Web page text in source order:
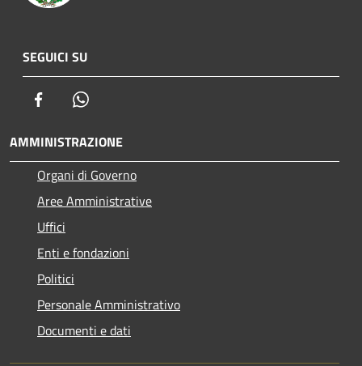
SEGUICI SU
Facebook
AMMINISTRAZIONE
Organi di Governo
Aree Amministrative
Uffici
Enti e fondazioni
Politici
Personale Amministrativo
Documenti e dati